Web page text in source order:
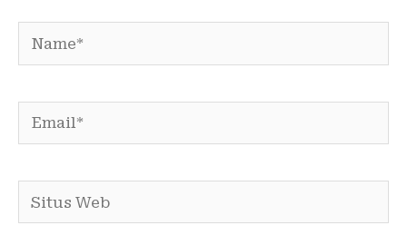
Name*
Email*
Situs
Web